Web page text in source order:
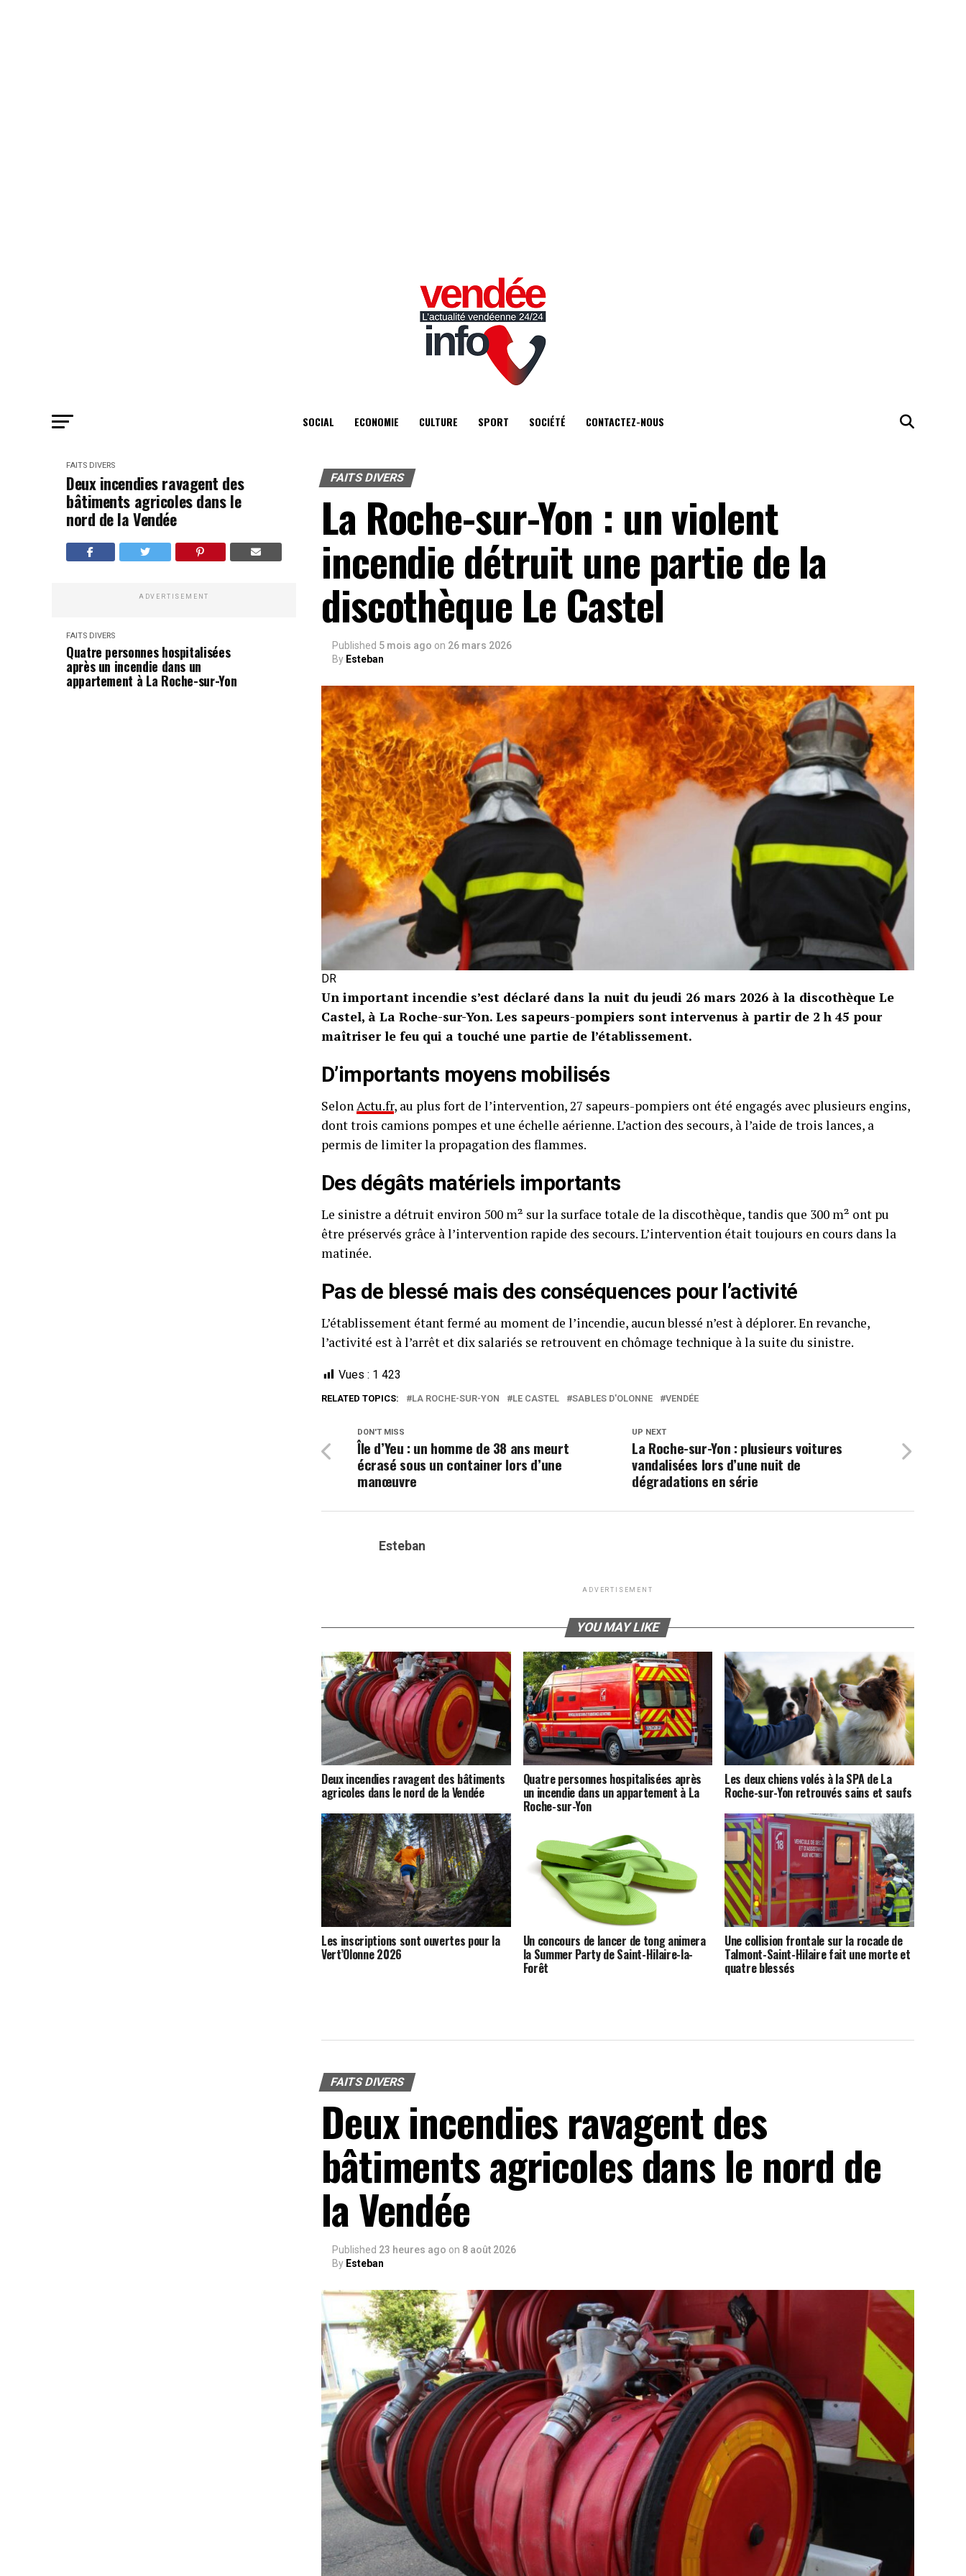
SOCIAL ECONOMIE CULTURE SPORT SOCIÉTÉ CONTACTEZ-NOUS
FAITS DIVERS
Deux incendies ravagent des
bâtiments agricoles dans le
nord de la Vendée
ADVERTISEMENT
FAITS DIVERS
Quatre personnes hospitalisées
après un incendie dans un
appartement à La Roche-sur-Yon
FAITS DIVERS
La Roche-sur-Yon : un violent
incendie détruit une partie de la
discothèque Le Castel
Published 5 mois ago on 26 mars 2026
By Esteban
DR
Un important incendie s’est déclaré dans la nuit du jeudi 26 mars 2026 à la discothèque Le
Castel, à La Roche-sur-Yon. Les sapeurs-pompiers sont intervenus à partir de 2 h 45 pour
maîtriser le feu qui a touché une partie de l’établissement.
D’importants moyens mobilisés
SelonActu.fr, au plus fort de l’intervention, 27 sapeurs-pompiers ont été engagés avec plusieurs engins,
dont trois camions pompes et une échelle aérienne. L’action des secours, à l’aide de trois lances, a
permis de limiter la propagation des flammes.
Des dégâts matériels importants
Le sinistre a détruit environ 500 m² sur la surface totale de la discothèque, tandis que 300 m² ont pu
être préservés grâce à l’intervention rapide des secours. L’intervention était toujours en cours dans la
matinée.
Pas de blessé mais des conséquences pour l’activité
L’établissement étant fermé au moment de l’incendie, aucun blessé n’est à déplorer. En revanche,
l’activité est à l’arrêt et dix salariés se retrouvent en chômage technique à la suite du sinistre.
Vues : 1 423
RELATED TOPICS: LA ROCHE-SUR-YON LE CASTEL SABLES D'OLONNE VENDÉE
UP NEXT
La Roche-sur-Yon : plusieurs voitures
vandalisées lors d’une nuit de
dégradations en série
DON'T MISS
Île d’Yeu : un homme de 38 ans meurt
écrasé sous un container lors d’une
manœuvre
Esteban
ADVERTISEMENT
YOU MAY LIKE
Deux incendies ravagent des bâtiments
agricoles dans le nord de la Vendée
Quatre personnes hospitalisées après
un incendie dans un appartement à La
Roche-sur-Yon
Les deux chiens volés à la SPA de La
Roche-sur-Yon retrouvés sains et saufs
Les inscriptions sont ouvertes pour la
Vert’Olonne 2026
Un concours de lancer de tong animera
la Summer Party de Saint-Hilaire-la-
Forêt
Une collision frontale sur la rocade de
Talmont-Saint-Hilaire fait une morte et
quatre blessés
FAITS DIVERS
Deux incendies ravagent des
bâtiments agricoles dans le nord de
la Vendée
Published 23 heures ago on 8 août 2026
By Esteban